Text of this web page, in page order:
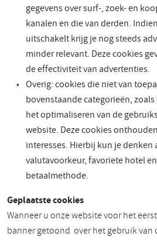
gegevens over surf-, zoek- en
kanalen en die van derden.
uitschakelt krijg je nog steeds
minder relevant. Deze cookies
de effectiviteit van advertenties.
Overig: cookies die niet van
bovenstaande categorieën,
het optimaliseren van de
website. Deze cookies
interesses. Hierbij kun je denken
valutavoorkeur, favoriete hotel
betaalmethode.
Geplaatste cookies
Wanneer u onze website voor het
banner getoond over het gebruik van